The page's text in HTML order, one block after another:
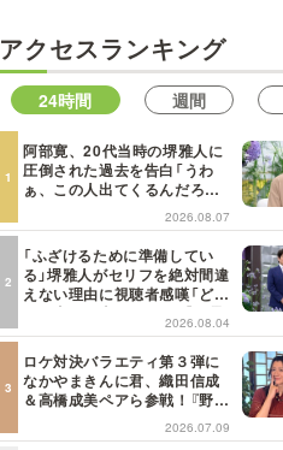
2022年
10月 09月 08
06月
05月 04
02月
01月
アクセスランキング
24時間 週間
阿部寛、20代当時の堺雅人に
圧倒された過去を告白「うわ
ぁ、この人出てくるんだろう
な、と思った」【日曜日の初耳
学】
2026.08.07
「ふざけるために準備してい
る」堺雅人がセリフを絶対間違
えない理由に視聴者感嘆「どん
な仕事にも当てはまる」【日曜
日の初耳学】
2026.08.04
ロケ対決バラエティ第３弾に
なかやまきんに君、織田信成
＆高橋成美ペアら参戦！『野々
村友紀子を黙らせろ！』１２日
（日）昼に放送！
2026.07.09